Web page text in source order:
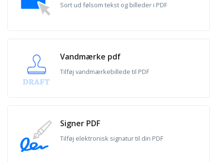
Sort ud følsom tekst og billeder i PDF
Vandmærke pdf
Tilføj vandmærkebillede til PDF
Signer PDF
Tilføj elektronisk signatur til din PDF